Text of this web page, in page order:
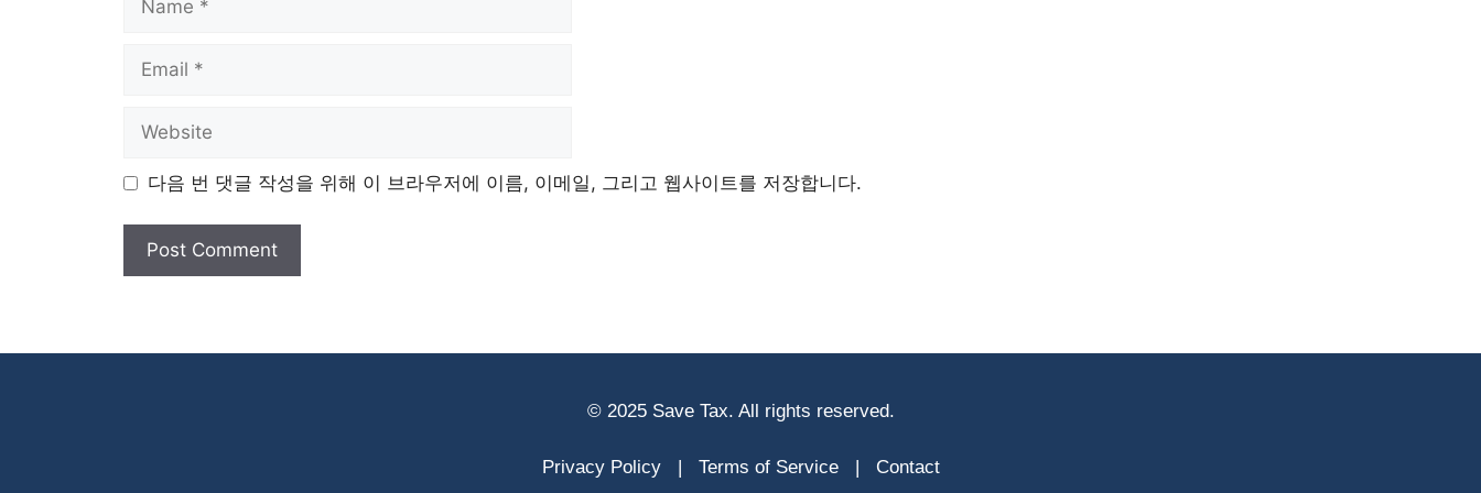
다음 번 댓글 작성을 위해 이 브라우저에 이름, 이메일, 그리고 웹사이트를 저장합니다.
© 2025 Save Tax. All rights reserved.
Privacy Policy | Terms of Service | Contact